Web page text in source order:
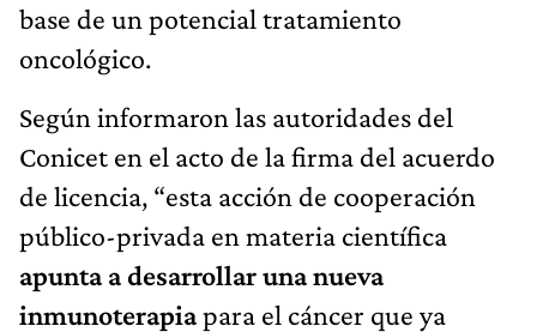
base de un potencial tratamiento
oncológico.
Según informaron las autoridades del
Conicet en el acto de la firma del acuerdo
de licencia, “esta acción de cooperación
público-privada en materia científica
apunta a desarrollar una nueva
inmunoterapiapara el cáncer que ya